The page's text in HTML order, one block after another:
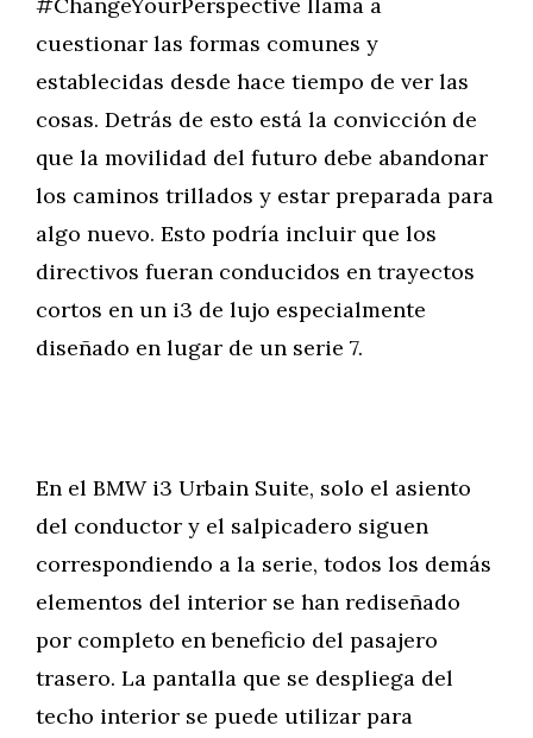
cuestionar las formas comunes y
establecidas desde hace tiempo de ver las
cosas. Detrás de esto está la convicción de
que la movilidad del futuro debe abandonar
los caminos trillados y estar preparada para
algo nuevo. Esto podría incluir que los
directivos fueran conducidos en trayectos
cortos en un i3 de lujo especialmente
diseñado en lugar de un serie 7.
En el BMW i3 Urbain Suite, solo el asiento
del conductor y el salpicadero siguen
correspondiendo a la serie, todos los demás
elementos del interior se han rediseñado
por completo en beneficio del pasajero
trasero. La pantalla que se despliega del
techo interior se puede utilizar para